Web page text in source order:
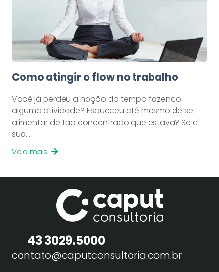
Como atingir o flow no trabalho
Você já perdeu a noção do tempo fazendo
alguma atividade? Esqueceu até mesmo de se
alimentar de tão concentrado que estava? Se a
sua…
Veja mais
43 3029.5000
contato@caputconsultoria.com.br